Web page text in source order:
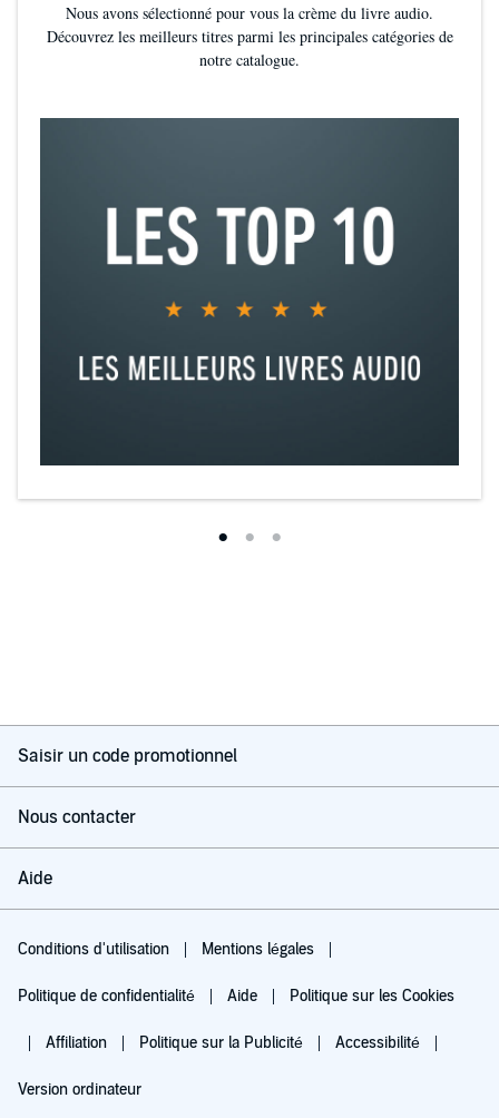
Nous avons sélectionné pour vous la crème du livre audio.
Découvrez les meilleurs titres parmi les principales catégories de
notre catalogue.
Saisir un code promotionnel
Nous contacter
Aide
Conditions d'utilisation Mentions légales
Politique de confidentialité Aide Politique sur les Cookies
Affiliation Politique sur la Publicité Accessibilité
Version ordinateur